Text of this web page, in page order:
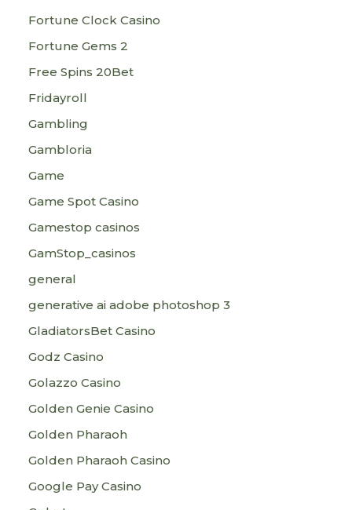
Fortune Clock Casino
Fortune Gems 2
Free Spins 20Bet
Fridayroll
Gambling
Gambloria
Game
Game Spot Casino
Gamestop casinos
GamStop_casinos
general
generative ai adobe photoshop 3
GladiatorsBet Casino
Godz Casino
Golazzo Casino
Golden Genie Casino
Golden Pharaoh
Golden Pharaoh Casino
Google Pay Casino